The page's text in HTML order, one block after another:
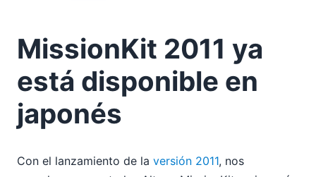
04
06
07
09
StyleVision® y publicación multicanal (sí, también nos
MissionKit 2011 ya
está disponible en
japonés
Con el lanzamiento de la versión 2011, nos